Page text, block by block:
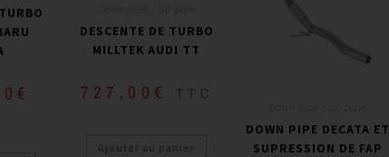
€
DESCENTE DE TURBO
MILLTEK AUDI TT
727,00 € TTC
Ajouter au panier
DOWN PIPE DECATA ET
SUPRESSION DE FAP